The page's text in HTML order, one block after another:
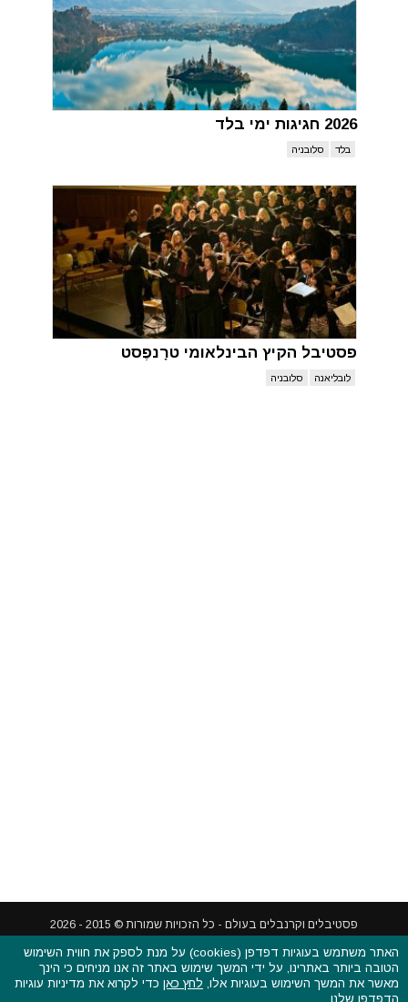
2026 חגיגות ימי בלד
בלד סלובניה
פסטיבל הקיץ הבינלאומי טרָנפֶסט
לובליאנה סלובניה
פסטיבלים וקרנבלים בעולם - כל הזכויות שמורות © 2015 - 2026
CarniFest Online
ראשי
הצהרת נגישות אודות תקנון האתר ותנאי שימוש
הטובה ביותר באתרינו, על ידי המשך שימוש באתר זה אנו מניחים כי הינך
מאשר את המשך השימוש בעוגיות אלו,לחץ כאןכדי לקרוא את מדיניות עוגיות
הדפדפן שלנו.